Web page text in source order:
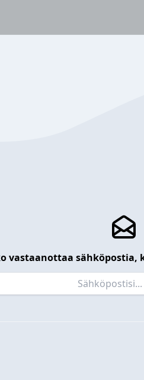
vastaanottaa sähköpostia,